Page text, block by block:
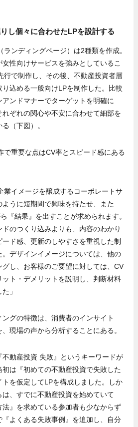
し個々に合わせたLPを設計する
ンディングページ）は2種類を作成。
性向けサービスを強みとしているこ
行で制作し、その後、不動産投資者層
込める一般向けLPを制作した。比較
ンドマナーでターゲットを明確に
れぞれの関心や不安に合わせて細部を
（下図）。
で重要な点はCV率とスピード感にある
業イメージを醸成するコーポレートサ
うに短期間で興味を持たせ、また
『結果』を出すことが求められます。
のつくり込みよりも、内容のわかり
ド感、更新のしやすさを重視した制
デザインイメージについては、他の
し、お客様のご要望に対しては、CV
ト・デメリットを説明し、判断材料
」
グの特徴は、消費者のインサイト
、現場の声から分析することにある。
不動産投資 失敗』というキーワードが
は『初めての不動産投資で失敗した
トを仮定してLPを構成しました。しか
は、すでに不動産投資を始めていて
法』を求めている参加者も少なからず
よくある失敗事例』を追加し、自分